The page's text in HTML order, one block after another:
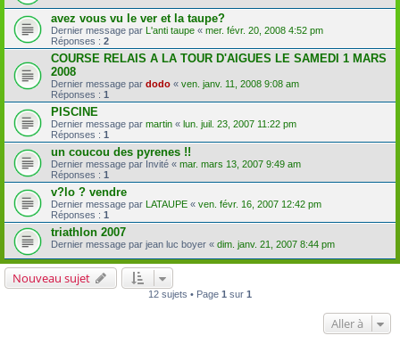
avez vous vu le ver et la taupe?
Dernier message par L'anti taupe « mer. févr. 20, 2008 4:52 pm
Réponses : 2
COURSE RELAIS A LA TOUR D'AIGUES LE SAMEDI 1 MARS
2008
Dernier message par dodo « ven. janv. 11, 2008 9:08 am
Réponses : 1
PISCINE
Dernier message par martin « lun. juil. 23, 2007 11:22 pm
Réponses : 1
un coucou des pyrenes !!
Dernier message par Invité « mar. mars 13, 2007 9:49 am
Réponses : 1
v?lo ? vendre
Dernier message par LATAUPE « ven. févr. 16, 2007 12:42 pm
Réponses : 1
triathlon 2007
Dernier message par jean luc boyer « dim. janv. 21, 2007 8:44 pm
Nouveau sujet
12 sujets • Page 1 sur 1
Aller à